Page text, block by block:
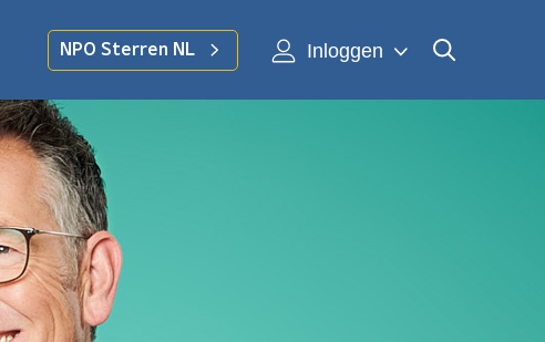
NPO Sterren NL Inloggen